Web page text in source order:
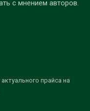
с мнением авторов.
прайса на